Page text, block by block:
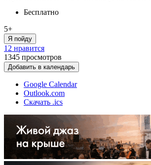
Бесплатно
5+
Я пойду
12 нравится
1345 просмотров
Добавить в календарь
Google Calendar
Outlook.com
Скачать .ics